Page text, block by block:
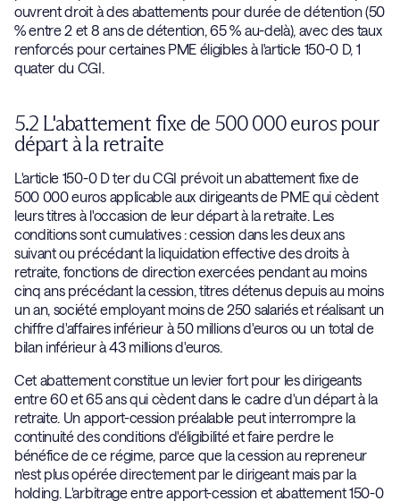
ouvrent droit à des abattements pour durée de détention (50
% entre 2 et 8 ans de détention, 65 % au-delà), avec des taux
renforcés pour certaines PME éligibles à l'article 150-0 D, 1
quater du CGI.
5.2 L'abattement fixe de 500 000 euros pour
départ à la retraite
L'article 150-0 D ter du CGI prévoit un abattement fixe de
500 000 euros applicable aux dirigeants de PME qui cèdent
leurs titres à l'occasion de leur départ à la retraite. Les
conditions sont cumulatives : cession dans les deux ans
suivant ou précédant la liquidation effective des droits à
retraite, fonctions de direction exercées pendant au moins
cinq ans précédant la cession, titres détenus depuis au moins
un an, société employant moins de 250 salariés et réalisant un
chiffre d'affaires inférieur à 50 millions d'euros ou un total de
bilan inférieur à 43 millions d'euros.
Cet abattement constitue un levier fort pour les dirigeants
entre 60 et 65 ans qui cèdent dans le cadre d'un départ à la
retraite. Un apport-cession préalable peut interrompre la
continuité des conditions d'éligibilité et faire perdre le
bénéfice de ce régime, parce que la cession au repreneur
n'est plus opérée directement par le dirigeant mais par la
holding. L'arbitrage entre apport-cession et abattement 150-0